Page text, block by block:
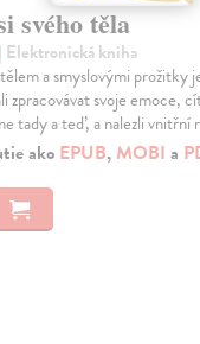
svého těla
| Elektronická kniha
a smyslovými prožitky
zpracovávat svoje emoce,
tady a teď, a nalezli
ako EPUB, MOBI a